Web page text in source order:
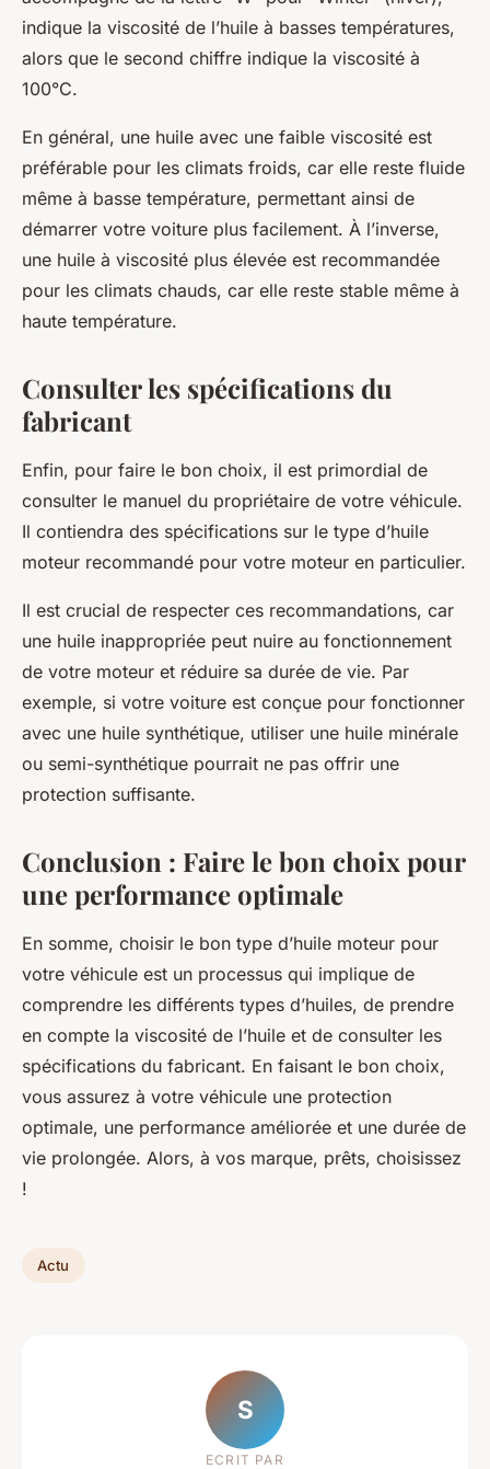
indique la viscosité de l’huile à basses températures,
alors que le second chiffre indique la viscosité à
100°C.
En général, une huile avec une faible viscosité est
préférable pour les climats froids, car elle reste fluide
même à basse température, permettant ainsi de
démarrer votre voiture plus facilement. À l’inverse,
une huile à viscosité plus élevée est recommandée
pour les climats chauds, car elle reste stable même à
haute température.
Consulter les spécifications du
fabricant
Enfin, pour faire le bon choix, il est primordial de
consulter le manuel du propriétaire de votre véhicule.
Il contiendra des spécifications sur le type d’huile
moteur recommandé pour votre moteur en particulier.
Il est crucial de respecter ces recommandations, car
une huile inappropriée peut nuire au fonctionnement
de votre moteur et réduire sa durée de vie. Par
exemple, si votre voiture est conçue pour fonctionner
avec une huile synthétique, utiliser une huile minérale
ou semi-synthétique pourrait ne pas offrir une
protection suffisante.
Conclusion : Faire le bon choix pour
une performance optimale
En somme, choisir le bon type d’huile moteur pour
votre véhicule est un processus qui implique de
comprendre les différents types d’huiles, de prendre
en compte la viscosité de l’huile et de consulter les
spécifications du fabricant. En faisant le bon choix,
vous assurez à votre véhicule une protection
optimale, une performance améliorée et une durée de
vie prolongée. Alors, à vos marque, prêts, choisissez
!
Actu
S
ECRIT PAR